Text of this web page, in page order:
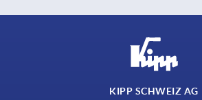
KIPP SCHWEIZ AG